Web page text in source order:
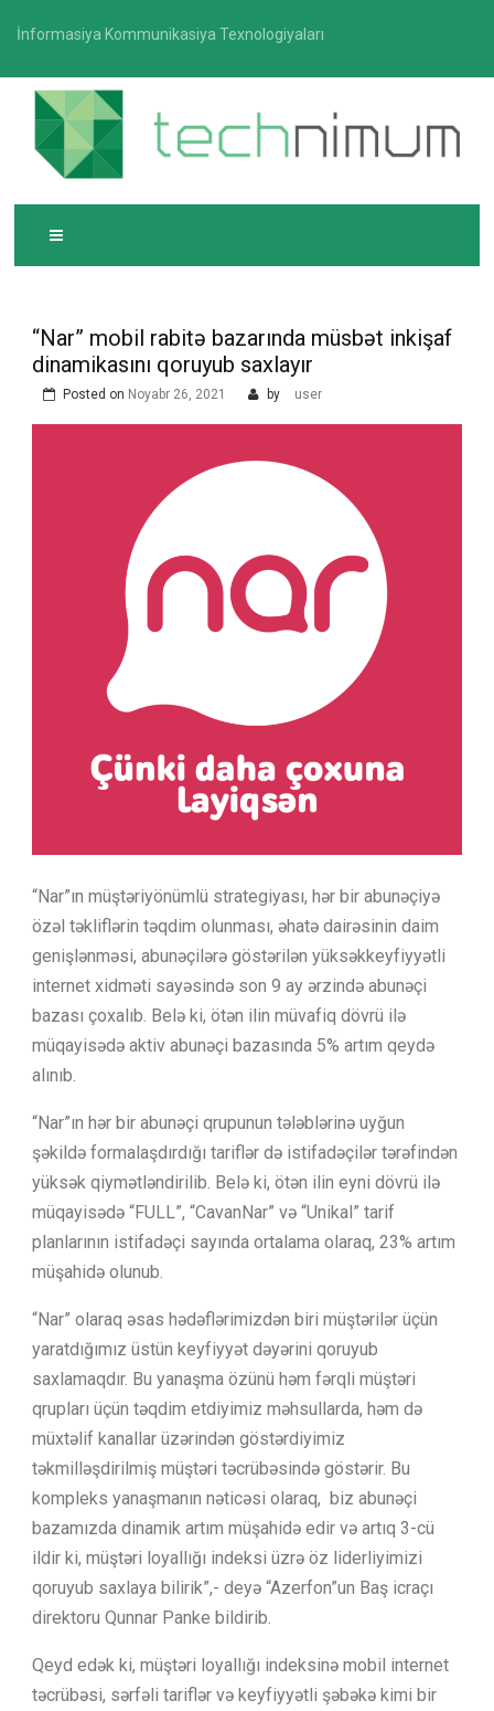
İnformasiya Kommunikasiya Texnologiyaları
TECHNIMUM
İnformasiya-kommunikasiya texnologiyaları üzrə
media platforması
“Nar” mobil rabitə bazarında müsbət inkişaf
dinamikasını qoruyub saxlayır
Posted on Noyabr 26, 2021 by user
“Nar”ın müştəriyönümlü strategiyası, hər bir abunəçiyə
özəl təkliflərin təqdim olunması, əhatə dairəsinin daim
genişlənməsi, abunəçilərə göstərilən yüksəkkeyfiyyətli
internet xidməti sayəsində son 9 ay ərzində abunəçi
bazası çoxalıb. Belə ki, ötən ilin müvafiq dövrü ilə
müqayisədə aktiv abunəçi bazasında 5% artım qeydə
alınıb.
“Nar”ın hər bir abunəçi qrupunun tələblərinə uyğun
şəkildə formalaşdırdığı tariflər də istifadəçilər tərəfindən
yüksək qiymətləndirilib. Belə ki, ötən ilin eyni dövrü ilə
müqayisədə “FULL”, “CavanNar” və “Unikal” tarif
planlarının istifadəçi sayında ortalama olaraq, 23% artım
müşahidə olunub.
“Nar” olaraq əsas hədəflərimizdən biri müştərilər üçün
yaratdığımız üstün keyfiyyət dəyərini qoruyub
saxlamaqdır. Bu yanaşma özünü həm fərqli müştəri
qrupları üçün təqdim etdiyimiz məhsullarda, həm də
müxtəlif kanallar üzərindən göstərdiyimiz
təkmilləşdirilmiş müştəri təcrübəsində göstərir. Bu
kompleks yanaşmanın nəticəsi olaraq, biz abunəçi
bazamızda dinamik artım müşahidə edir və artıq 3-cü
ildir ki, müştəri loyallığı indeksi üzrə öz liderliyimizi
qoruyub saxlaya bilirik”,- deyə “Azerfon”un Baş icraçı
direktoru Qunnar Panke bildirib.
Qeyd edək ki, müştəri loyallığı indeksinə mobil internet
təcrübəsi, sərfəli tariflər və keyfiyyətli şəbəkə kimi bir